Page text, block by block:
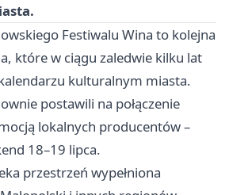
Festiwalu Wina to kolejna
które w ciągu zaledwie kilku lat
kulturalnym miasta.
postawili na połączenie
lokalnych producentów –
18–19 lipca.
przestrzeń wypełniona